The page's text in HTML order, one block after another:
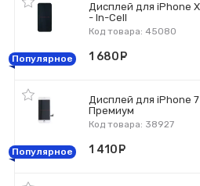
Дисплей для iPhone
- In-Cell
Код товара: 45080
Популярное 1 680
Дисплей для iPhone
Премиум
Код товара: 38927
Популярное 1 410